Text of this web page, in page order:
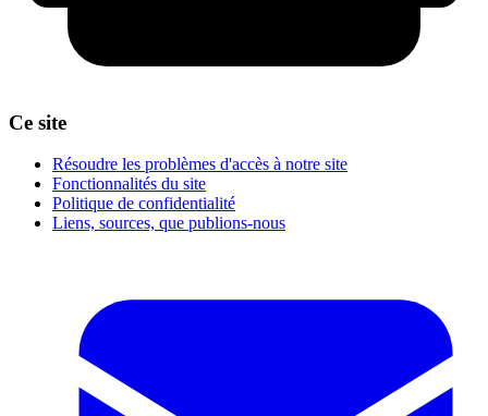
Ce site
Résoudre les problèmes d'accès à notre site
Fonctionnalités du site
Politique de confidentialité
Liens, sources, que publions-nous